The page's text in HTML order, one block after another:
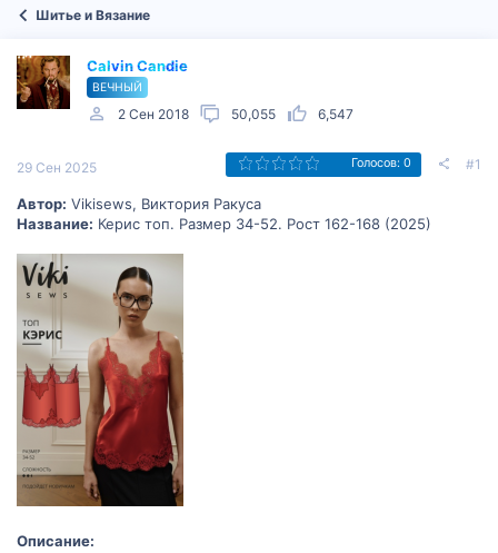
Шитье и Вязание
Calvin Candie
ВЕЧНЫЙ
2 Сен 2018 50,055 6,547
29 Сен 2025 Голосов: 0 #1
Автор: Vikisews, Виктория Ракуса
Название: Керис топ. Размер 34-52. Рост 162-168 (2025)
Описание: